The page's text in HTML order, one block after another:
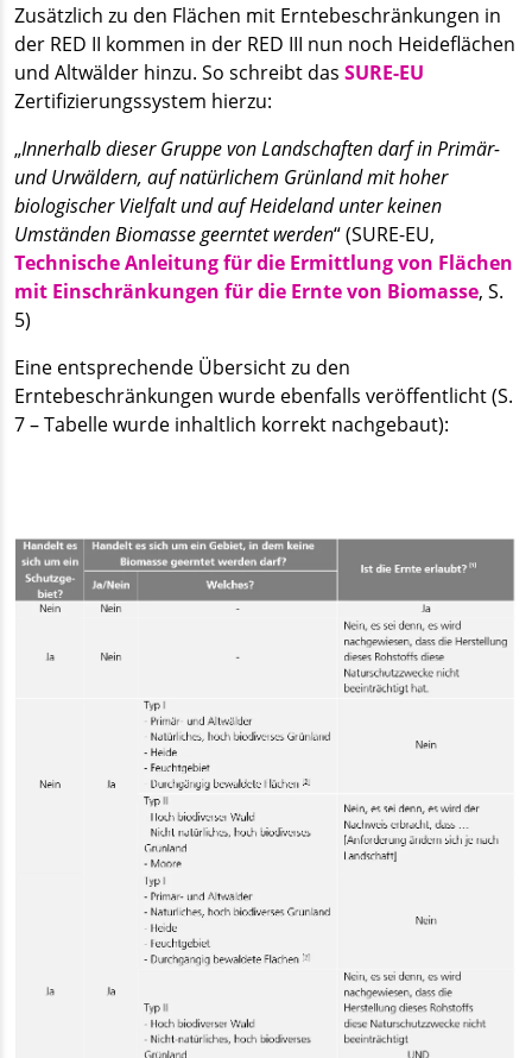
Zusätzlich zu den Flächen mit Erntebeschränkungen in
der RED II kommen in der RED III nun noch Heideflächen
und Altwälder hinzu. So schreibt das SURE-EU
Zertifizierungssystem hierzu:
„Innerhalb dieser Gruppe von Landschaften darf in Primär-
und Urwäldern, auf natürlichem Grünland mit hoher
biologischer Vielfalt und auf Heideland unter keinen
Umständen Biomasse geerntet werden“ (SURE-EU,
Technische Anleitung für die Ermittlung von Flächen
mit Einschränkungen für die Ernte von Biomasse, S.
5)
Eine entsprechende Übersicht zu den
Erntebeschränkungen wurde ebenfalls veröffentlicht (S.
7 – Tabelle wurde inhaltlich korrekt nachgebaut):